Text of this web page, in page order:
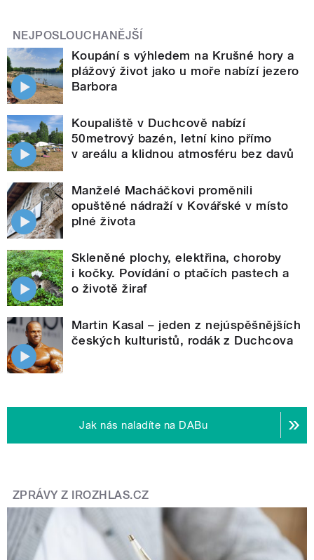
NEJPOSLOUCHANĚJŠÍ
Koupání s výhledem na Krušné hory a
plážový život jako u moře nabízí jezero
Barbora
Koupaliště v Duchcově nabízí
50metrový bazén, letní kino přímo
v areálu a klidnou atmosféru bez davů
Manželé Macháčkovi proměnili
opuštěné nádraží v Kovářské v místo
plné života
Skleněné plochy, elektřina, choroby
i kočky. Povídání o ptačích pastech a
o životě žiraf
Martin Kasal – jeden z nejúspěšnějších
českých kulturistů, rodák z Duchcova
Jak nás naladíte na DABu
ZPRÁVY Z IROZHLAS.CZ